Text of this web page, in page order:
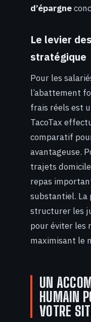
d’épargne
Le levier
stratégique
Pour les
l’abattement
frais réels est
TacoTax
comparatif
avantageuse.
trajets
repas
substantiel. La
structurer les
pour éviter les
maximisant le
UN
HUMAIN
VOTRE